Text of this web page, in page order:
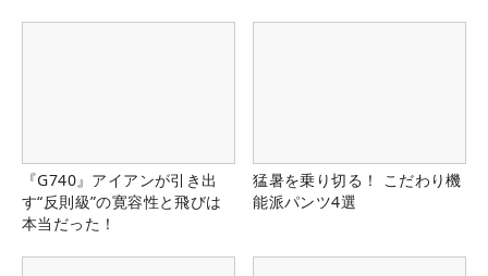
『G740』アイアンが引き出
す“反則級”の寛容性と飛びは
本当だった！
猛暑を乗り切る！ こだわり機
能派パンツ4選